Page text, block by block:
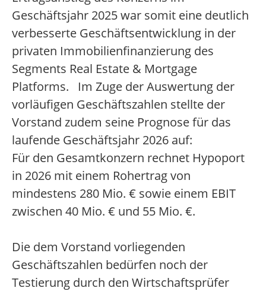
Geschäftsjahr 2025 war somit eine deutlich
verbesserte Geschäftsentwicklung in der
privaten Immobilienfinanzierung des
Segments Real Estate & Mortgage
Platforms. Im Zuge der Auswertung der
vorläufigen Geschäftszahlen stellte der
Vorstand zudem seine Prognose für das
laufende Geschäftsjahr 2026 auf:
Für den Gesamtkonzern rechnet Hypoport
in 2026 mit einem Rohertrag von
mindestens 280 Mio. € sowie einem EBIT
zwischen 40 Mio. € und 55 Mio. €.
Die dem Vorstand vorliegenden
Geschäftszahlen bedürfen noch der
Testierung durch den Wirtschaftsprüfer